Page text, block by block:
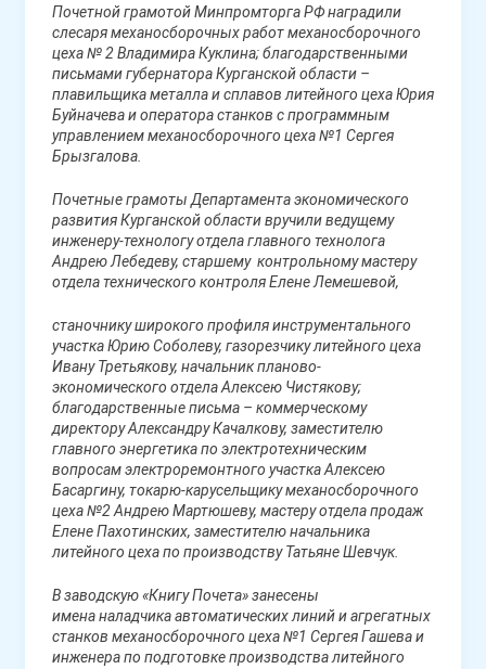
Почетной грамотой Минпромторга РФ наградили
слесаря механосборочных работ механосборочного
цеха № 2 Владимира Куклина; благодарственными
письмами губернатора Курганской области –
плавильщика металла и сплавов литейного цеха Юрия
Буйначева и оператора станков с программным
управлением механосборочного цеха №1 Сергея
Брызгалова.
Почетные грамоты Департамента экономического
развития Курганской области вручили ведущему
инженеру-технологу отдела главного технолога
Андрею Лебедеву, старшему контрольному мастеру
отдела технического контроля Елене Лемешевой,
станочнику широкого профиля инструментального
участка Юрию Соболеву, газорезчику литейного цеха
Ивану Третьякову, начальник планово-
экономического отдела Алексею Чистякову;
благодарственные письма – коммерческому
директору Александру Качалкову, заместителю
главного энергетика по электротехническим
вопросам электроремонтного участка Алексею
Басаргину, токарю-карусельщику механосборочного
цеха №2 Андрею Мартюшеву, мастеру отдела продаж
Елене Пахотинских, заместителю начальника
литейного цеха по производству Татьяне Шевчук.
В заводскую «Книгу Почета»занесены
именаналадчика автоматических линий и агрегатных
станков механосборочного цеха №1 Сергея Гашева и
инженера по подготовке производства литейного